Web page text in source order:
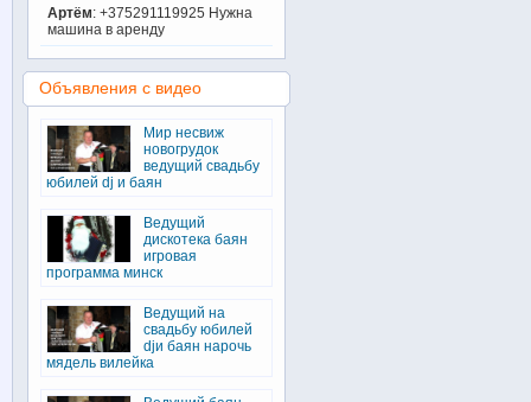
Артём: +375291119925 Нужна
машина в аренду
Объявления с видео
Мир несвиж
новогрудок
ведущий свадьбу
юбилей dj и баян
Ведущий
дискотека баян
игровая
программа минск
Ведущий на
свадьбу юбилей
djи баян нарочь
мядель вилейка